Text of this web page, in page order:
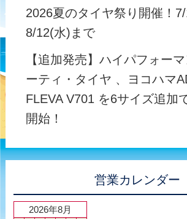
2026夏のタイヤ祭り開催！
8/12(水)まで
【追加発売】ハイパフォー
ーティ・タイヤ 、ヨコハマ
FLEVA V701 を6サイズ追加
開始！
営業カレンダー
2026年8月